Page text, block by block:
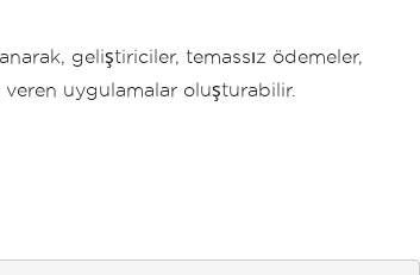
geliştiriciler, temassız ödemeler,
uygulamalar oluşturabilir.